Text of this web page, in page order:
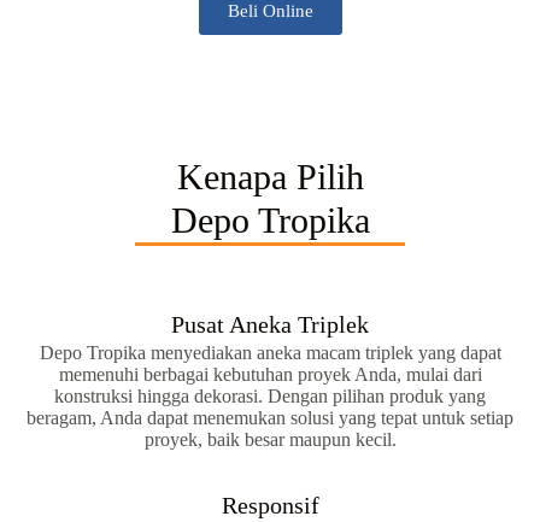
Beli Online
Kenapa Pilih
Depo Tropika
Pusat Aneka Triplek
Depo Tropika menyediakan aneka macam triplek yang dapat
memenuhi berbagai kebutuhan proyek Anda, mulai dari
konstruksi hingga dekorasi. Dengan pilihan produk yang
beragam, Anda dapat menemukan solusi yang tepat untuk setiap
proyek, baik besar maupun kecil.
Responsif